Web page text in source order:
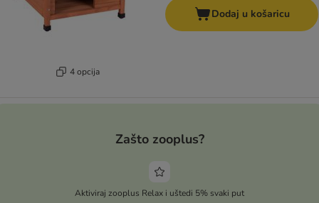
4 opcija
Dodaj u košaricu
Zašto zooplus?
Aktiviraj zooplus Relax i uštedi 5% svaki put